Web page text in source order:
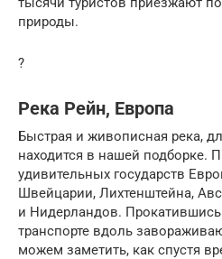
природы.
?
Река Рейн, Европа
Быстрая и живописная река,
находится в нашей подборке.
удивительных государств
Швейцарии, Лихтенштейна,
и Нидерландов.
транспорте вдоль
можем заметить, как спустя